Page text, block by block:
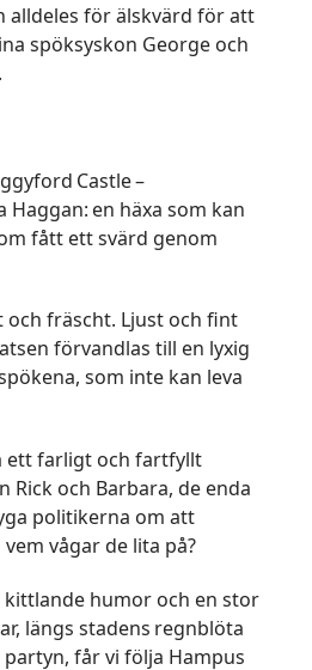
alldeles för älskvärd för att
spöksyskon George och
is….
Castle –
en häxa som kan
fått ett svärd genom
fräscht. Ljust och fint
förvandlas till en lyxig
som inte kan leva
ett farligt och fartfyllt
och Barbara, de enda
politikerna om att
vågar de lita på?
humor och en stor
längs stadens regnblöta
får vi följa Hampus